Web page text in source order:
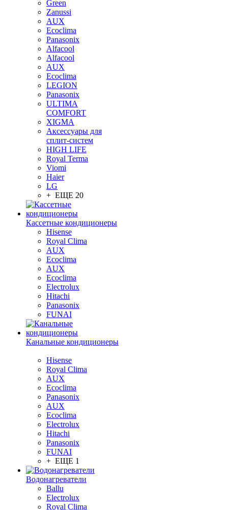
Green
Zanussi
AUX
Ecoclima
Panasonix
Alfacool
Alfacool
AUX
Ecoclima
LEGION
Panasonix
ULTIMA
COMFORT
XIGMA
Аксессуары для
сплит-систем
HIGH LIFE
Royal Terma
Viomi
Haier
LG
+ ЕЩЕ 20
Кассетные кондиционеры
Hisense
Royal Clima
AUX
Ecoclima
AUX
Ecoclima
Electrolux
Hitachi
Panasonix
FUNAI
Канальные кондиционеры
Hisense
Royal Clima
AUX
Ecoclima
Panasonix
AUX
Ecoclima
Electrolux
Hitachi
Panasonix
FUNAI
+ ЕЩЕ 1
Водонагреватели
Ballu
Electrolux
Royal Clima